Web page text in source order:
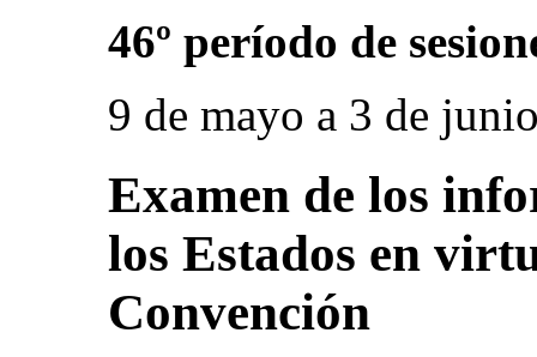
46º período de
9 de mayo a 3 de
Examen de los
los Estados en
Convención